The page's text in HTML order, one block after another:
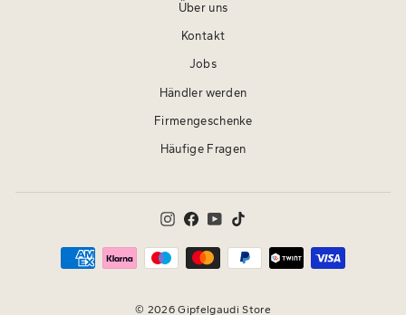
Über uns
Kontakt
Jobs
Händler werden
Firmengeschenke
Häufige Fragen
InstagramFacebook
YouTube
© 2026 Gipfelgaudi Store